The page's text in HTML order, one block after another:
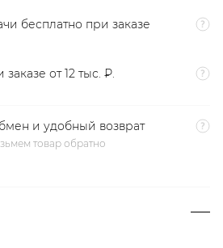
бесплатно при заказе
от 12 тыс. ₽.
и удобный возврат
товар обратно